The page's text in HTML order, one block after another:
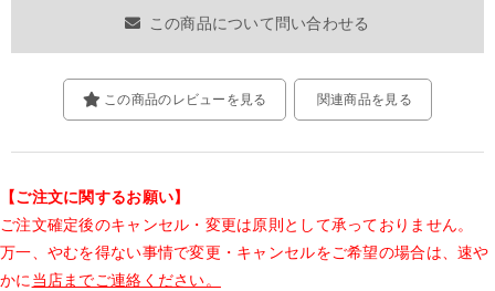
この商品について問い合わせる
関連商品を見る
この商品のレビューを見る
【ご注文に関するお願い】
ご注文確定後のキャンセル・変更は原則として承っておりません。
万一、やむを得ない事情で変更・キャンセルをご希望の場合は、速や
かに 当店までご連絡ください。